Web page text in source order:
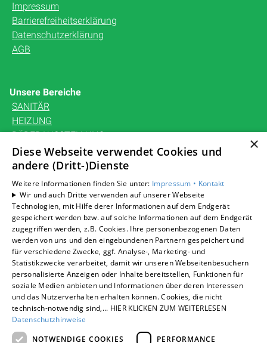
Impressum
Barrierefreiheitserklärung
Datenschutzerklärung
AGB
Unsere Bereiche
SANITÄR
HEIZUNG
BÄDERAUSSTELLUNG
KARRIERE
UNTERNEHMEN
KONTAKT
Um externe HTML-Inhalte anzuzeigen, benötigen wir
Ihre Einwilligung.
Weitere Informationen finden Sie in unserer
Datenschutzerklärung.
Cookie-Einstellungen öffnen
×
Diese Webseite verwendet Cookies und
andere (Dritt-)Dienste
Weitere Informationen finden Sie unter: Impressum • Kontakt
Wir und auch Dritte verwenden auf unserer Webseite
Technologien, mit Hilfe derer Informationen auf dem Endgerät
gespeichert werden bzw. auf solche Informationen auf dem Endgerät
zugegriffen werden, z.B. Cookies. Ihre personenbezogenen Daten
werden von uns und den eingebundenen Partnern gespeichert und
für verschiedene Zwecke, ggf. Analyse-, Marketing- und
Statistikzwecke verarbeitet, damit wir unseren Webseitenbesuchern
personalisierte Anzeigen oder Inhalte bereitstellen, Funktionen für
soziale Medien anbieten und Informationen über deren Interessen
und das Nutzerverhalten erhalten können. Cookies, die nicht
technisch-notwendig sind,... HIER KLICKEN ZUM WEITERLESEN
Datenschutzhinweise
NOTWENDIGE COOKIES
PERFORMANCE